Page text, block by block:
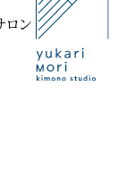
Yukari Mori Kimono Studio
ロン